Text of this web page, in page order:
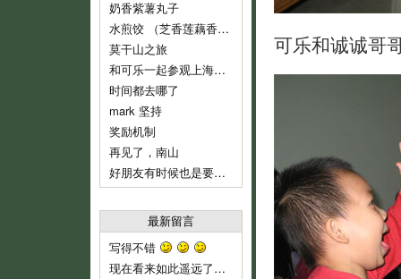
奶香紫薯丸子
水煎饺 （芝香莲藕香菇肉饺）
莫干山之旅
和可乐一起参观上海鲁迅纪念馆
时间都去哪了
mark 坚持
奖励机制
再见了，南山
好朋友有时候也是要分开的
最新留言
写得不错
现在看来如此遥远了……
可乐和诚诚哥